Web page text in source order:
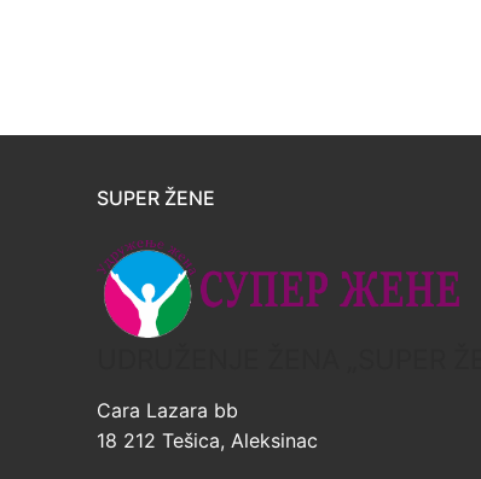
SUPER ŽENE
Cara Lazara bb
18 212 Tešica, Aleksinac